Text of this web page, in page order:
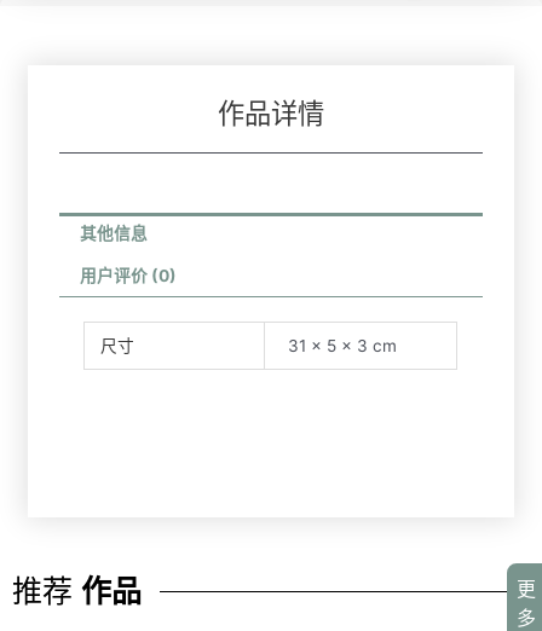
更
多
作品详情
其他信息
用户评价 (0)
尺寸 31 × 5 × 3 cm
推荐 作品